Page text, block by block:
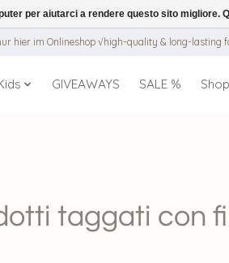
hier im Onlineshop √high-quality & long-lasting
GIVEAWAYS SALE %
taggati con
per aiutarci a rendere questo sito migliore.